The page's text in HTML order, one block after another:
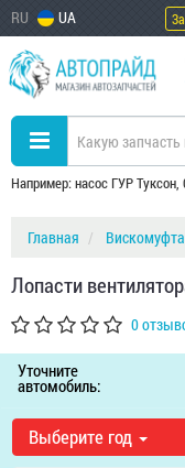
RU UA
Например: насос ГУР Туксон,
Главная Вискомуфта
Лопасти
0
Уточните
автомобиль:
Выберите год